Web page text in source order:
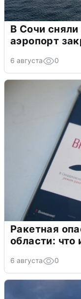
В Сочи
аэропорт
6 августа 0
Ракетная
области: что
6 августа 0